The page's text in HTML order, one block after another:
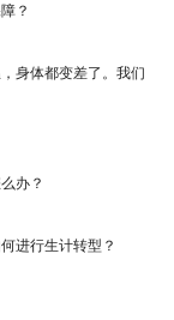
？
身体都变差了。我们
办？
进行生计转型？